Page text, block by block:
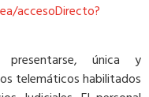
accesoDirecto?
única y
telemáticos habilitados